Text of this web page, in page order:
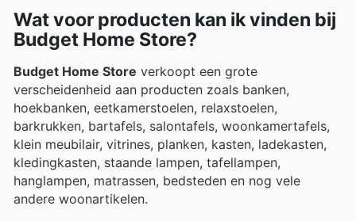
advertenties, flyers en online catalogi van Budget
Home Store, waar regelmatig exclusieve aanbiedingen
en kortingen worden uitgelicht.
kortingen. Ontdek vandaag nog de beste merken op
de website van Budget Home Store en begin direct
met besparen.
Wat voor producten kan ik vinden bij
Budget Home Store?
Budget Home Store verkoopt een grote
verscheidenheid aan producten zoals banken,
hoekbanken, eetkamerstoelen, relaxstoelen,
barkrukken, bartafels, salontafels, woonkamertafels,
klein meubilair, vitrines, planken, kasten, ladekasten,
kledingkasten, staande lampen, tafellampen,
hanglampen, matrassen, bedsteden en nog vele
andere woonartikelen.